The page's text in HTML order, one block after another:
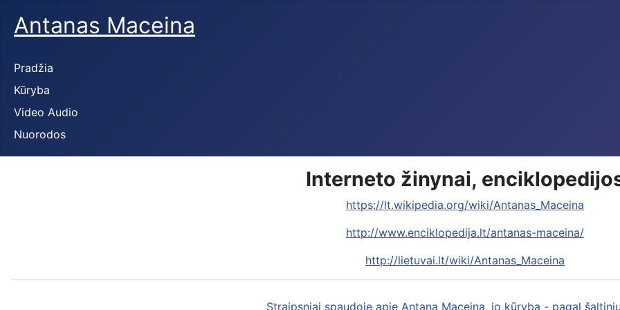
Antanas Maceina
Pradžia
Kūryba
Video Audio
Nuorodos
Interneto žinynai,
https://lt.wikipedia.org/wiki/Antanas_Maceina
http://www.enciklopedija.lt/antanas-maceina/
http://lietuvai.lt/wiki/Antanas_Maceina
Straipsniai spaudoje apie Antaną Maceiną, jo kūrybą - pagal